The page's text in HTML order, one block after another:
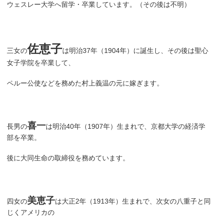
ウェスレー大学へ留学・卒業しています。（その後は不明）
三女の佐恵子は明治37年（1904年）に誕生し、その後は聖心
女子学院を卒業して、
ペルー公使などを務めた村上義温の元に嫁ぎます。
長男の喜一は明治40年（1907年）生まれで、京都大学の経済学
部を卒業。
後に大同生命の取締役を務めています。
四女の美恵子は大正2年（1913年）生まれで、次女の八重子と同
じくアメリカの